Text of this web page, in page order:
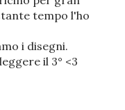
tempo l'ho
i disegni.
il 3° <3